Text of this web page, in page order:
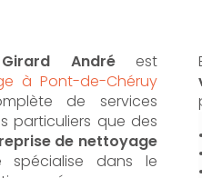
Andréest
à Pont-de-Chéruy
de services
particuliers que des
de nettoyage
spécialise dans le